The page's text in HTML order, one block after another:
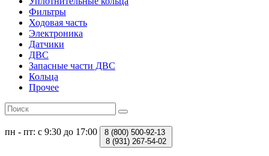
Фильтры
Ходовая часть
Электроника
Датчики
ДВС
Запасные части ДВС
Кольца
Прочее
пн - пт: с 9:30 до 17:00 8 (800) 500-92-13
8 (931) 267-54-02